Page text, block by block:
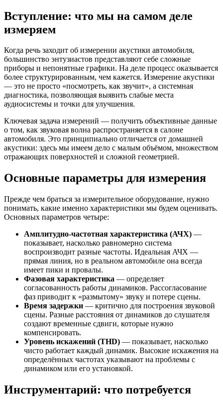
Вступление: что мы на самом деле
измеряем
Когда речь заходит об измерении акустики автомобиля,
большинство энтузиастов представляют себе сложные
приборы и непонятные графики. На деле процесс оказывается
более структурированным, чем кажется. Измерение акустики
— это не просто «посмотреть, как звучит», а системная
диагностика, позволяющая выявить слабые места
аудиосистемы и точки для улучшения.
Ключевая задача измерений — получить объективные данные
о том, как звуковая волна распространяется в салоне
автомобиля. Это принципиально отличается от домашней
акустики: здесь мы имеем дело с малым объёмом, множеством
отражающих поверхностей и сложной геометрией.
Основные параметры для измерения
Прежде чем браться за измерительное оборудование, нужно
понимать, какие именно характеристики мы будем оценивать.
Основных параметров четыре:
Амплитудно-частотная характеристика (АЧХ) —
показывает, насколько равномерно система
воспроизводит разные частоты. Идеальная АЧХ —
прямая линия, но в реальном автомобиле она всегда
имеет пики и провалы.
Фазовая характеристика — определяет
согласованность работы динамиков. Рассогласование
фаз приводит к «размытому» звуку и потере сцены.
Время задержки — критично для построения звуковой
сцены. Разные расстояния от динамиков до слушателя
создают временные сдвиги, которые нужно
компенсировать.
Уровень искажений (THD) — показывает, насколько
чисто работает каждый динамик. Высокие искажения на
определённых частотах указывают на проблемы с
динамиком или его установкой.
Инструментарий: что потребуется